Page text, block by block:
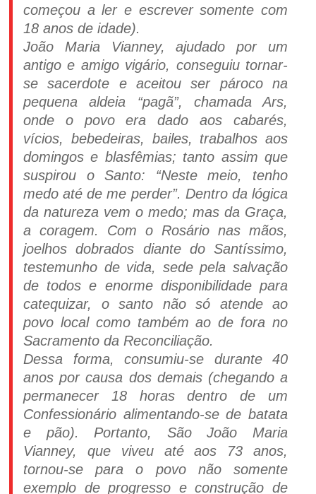
começou a ler e escrever somente com
18 anos de idade).
João Maria Vianney, ajudado por um
antigo e amigo vigário, conseguiu tornar-
se sacerdote e aceitou ser pároco na
pequena aldeia “pagã”, chamada Ars,
onde o povo era dado aos cabarés,
vícios, bebedeiras, bailes, trabalhos aos
domingos e blasfêmias; tanto assim que
suspirou o Santo: “Neste meio, tenho
medo até de me perder”. Dentro da lógica
da natureza vem o medo; mas da Graça,
a coragem. Com o Rosário nas mãos,
joelhos dobrados diante do Santíssimo,
testemunho de vida, sede pela salvação
de todos e enorme disponibilidade para
catequizar, o santo não só atende ao
povo local como também ao de fora no
Sacramento da Reconciliação.
Dessa forma, consumiu-se durante 40
anos por causa dos demais (chegando a
permanecer 18 horas dentro de um
Confessionário alimentando-se de batata
e pão). Portanto, São João Maria
Vianney, que viveu até aos 73 anos,
tornou-se para o povo não somente
exemplo de progresso e construção de